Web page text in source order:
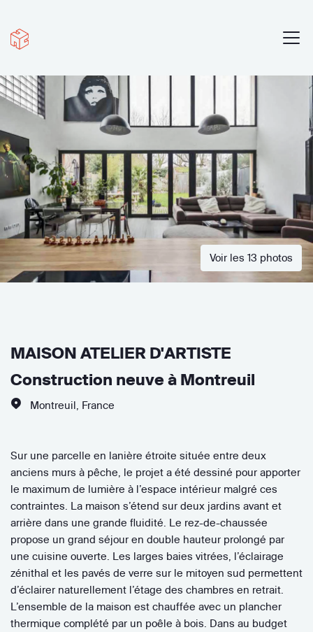
Voir les 13 photos
MAISON ATELIER D'ARTISTE
Construction neuve à Montreuil
Montreuil France
Sur une parcelle en lanière étroite située entre deux
anciens murs à pêche, le projet a été dessiné pour apporter
le maximum de lumière à l’espace intérieur malgré ces
contraintes. La maison s’étend sur deux jardins avant et
arrière dans une grande fluidité. Le rez-de-chaussée
propose un grand séjour en double hauteur prolongé par
une cuisine ouverte. Les larges baies vitrées, l’éclairage
zénithal et les pavés de verre sur le mitoyen sud permettent
d’éclairer naturellement l’étage des chambres en retrait.
L’ensemble de la maison est chauffée avec un plancher
thermique complété par un poêle à bois. Dans au budget